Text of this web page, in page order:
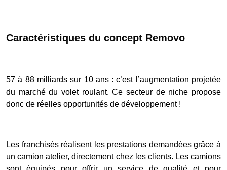
Caractéristiques du concept Removo
57 à 88 milliards sur 10 ans : c’est l’augmentation projetée
du marché du volet roulant. Ce secteur de niche propose
donc de réelles opportunités de développement !
Les franchisés réalisent les prestations demandées grâce à
un camion atelier, directement chez les clients. Les camions